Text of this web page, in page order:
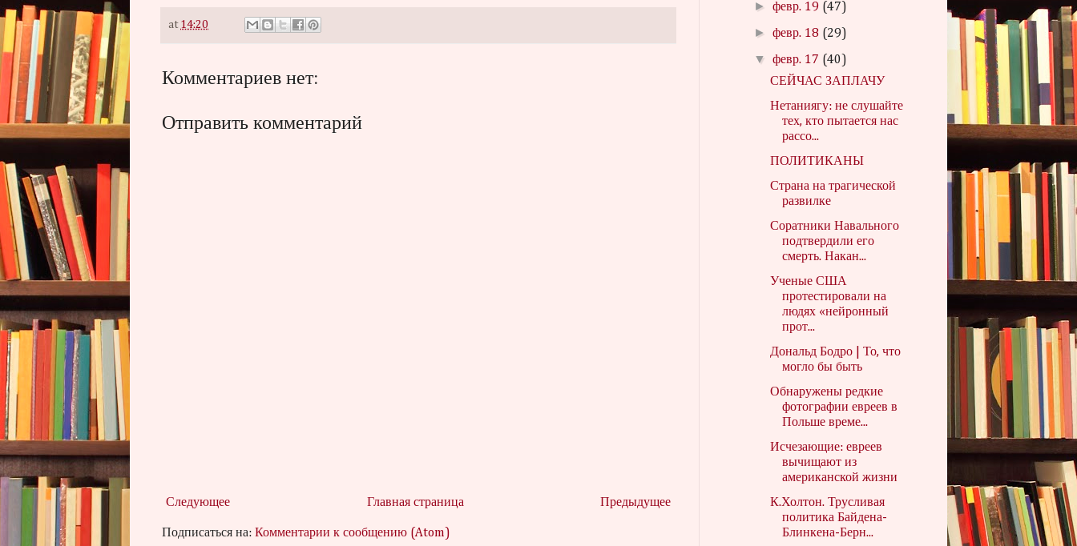
at 14:20
Комментариев нет:
Отправить комментарий
Следующее Предыдущее
Главная страница
Подписаться на: Комментарии к сообщению (Atom)
►февр. 19 (47)
►февр. 18 (29)
▼февр. 17 (40)
СЕЙЧАС ЗАПЛАЧУ
Нетаниягу: не слушайте
тех, кто пытается нас
рассо...
ПОЛИТИКАНЫ
Страна на трагической
развилке
Соратники Навального
подтвердили его
смерть. Накан...
Ученые США
протестировали на
людях «нейронный
прот...
Дональд Бодро | То, что
могло бы быть
Обнаружены редкие
фотографии евреев в
Польше време...
Исчезающие: евреев
вычищают из
американской жизни
К.Холтон. Трусливая
политика Байдена-
Блинкена-Берн...